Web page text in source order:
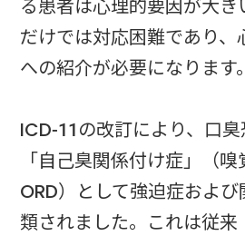
る患者は心理的要因が大
だけでは対応困難であり、
への紹介が必要になります。
ICD-11の改訂により、口
「自己臭関係付け症」（
ORD）として強迫症およ
類されました。これは従